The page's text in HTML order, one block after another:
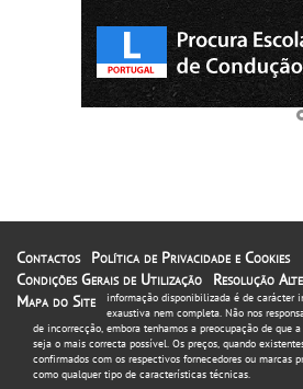
Contactos
Política de Privacidade e Cookies
Condições Gerais de Utilização
Resolução
Mapa do Site
informação disponibilizada é de carácter
exaustiva nem completa. Não nos
de incorrecção, embora tenhamos a preocupação de que
seja o mais correcta possível. Os preços, quando
confirmados com os respectivos fornecedores ou marcas
como qualquer tipo de características técnicas.